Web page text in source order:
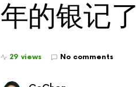
年的银记了
29 views No comments